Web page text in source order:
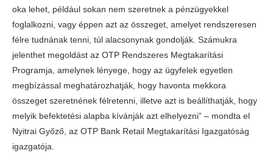
oka lehet, például sokan nem szeretnek a pénzügyekkel
foglalkozni, vagy éppen azt az összeget, amelyet rendszeresen
félre tudnának tenni, túl alacsonynak gondolják. Számukra
jelenthet megoldást az OTP Rendszeres Megtakarítási
Programja, amelynek lényege, hogy az ügyfelek egyetlen
megbízással meghatározhatják, hogy havonta mekkora
összeget szeretnének félretenni, illetve azt is beállíthatják, hogy
melyik befektetési alapba kívánják azt elhelyezni” – mondta el
Nyitrai Győző, az OTP Bank Retail Megtakarítási Igazgatóság
igazgatója.